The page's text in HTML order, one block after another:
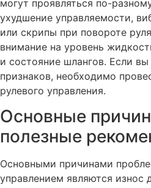
могут проявляться по-
ухудшение управляемости,
или скрипы при повороте
внимание на уровень
и состояние шлангов. Если
признаков, необходимо
рулевого управления.
Основные
полезные
Основными причинами
управлением являются износ